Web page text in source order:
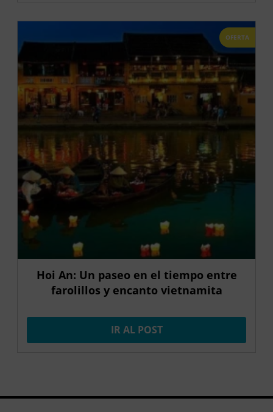
OFERTA
Hoi An: Un paseo en el tiempo entre
farolillos y encanto vietnamita
IR AL POST